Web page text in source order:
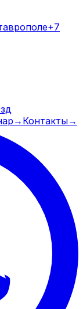
+7
→ Контакты→